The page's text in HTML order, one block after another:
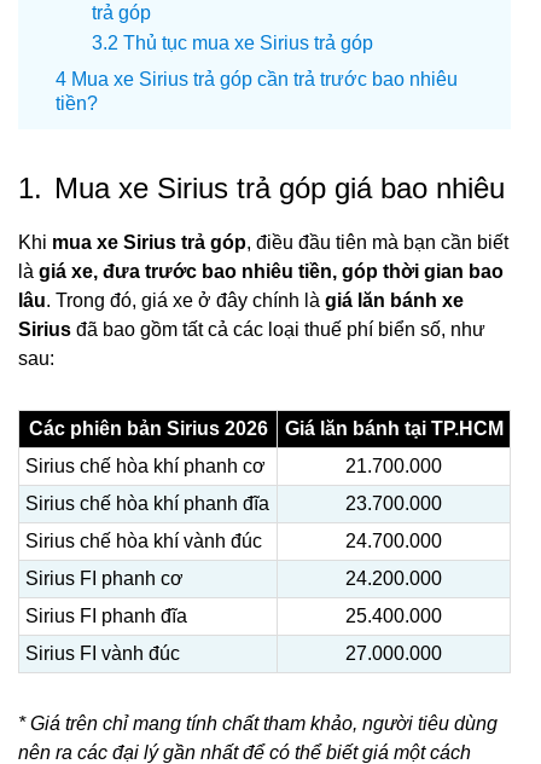
trả góp
Thủ tục mua xe Sirius trả góp
Mua xe Sirius trả góp cần trả trước bao nhiêu
tiền?
1. Mua xe Sirius trả góp giá bao nhiêu
Khi mua xe Sirius trả góp, điều đầu tiên mà bạn cần biết
là giá xe, đưa trước bao nhiêu tiền, góp thời gian bao
lâu. Trong đó, giá xe ở đây chính là giá lăn bánh xe
Sirius đã bao gồm tất cả các loại thuế phí biển số, như
sau:
Các phiên bản Sirius 2026
Giá lăn bánh tại TP.HCM
Sirius chế hòa khí phanh cơ
21.700.000
Sirius chế hòa khí phanh đĩa
23.700.000
Sirius chế hòa khí vành đúc
24.700.000
Sirius FI phanh cơ
24.200.000
Sirius FI phanh đĩa
25.400.000
Sirius FI vành đúc
27.000.000
* Giá trên chỉ mang tính chất tham khảo, người tiêu dùng
nên ra các đại lý gần nhất để có thể biết giá một cách